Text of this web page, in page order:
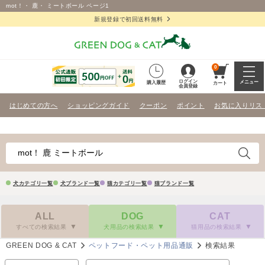
mot！・ 鹿・ ミートボール ページ1
新規登録で初回送料無料
購入履歴
ログイン
会員登録
0
カート メニュー
はじめての方へ ショッピングガイド クーポン ポイント お気に入りリス
犬カテゴリ一覧 犬ブランド一覧 猫カテゴリ一覧 猫ブランド一覧
ALL
すべての検索結果
DOG
犬用品の検索結果
CAT
猫用品の検索結果
GREEN DOG & CAT ペットフード・ペット用品通販 検索結果